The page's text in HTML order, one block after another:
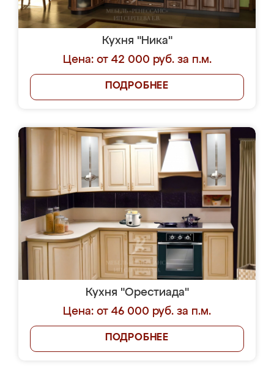
Кухня "Ника"
Цена: от 42 000 руб. за п.м.
ПОДРОБНЕЕ
Кухня "Орестиада"
Цена: от 46 000 руб. за п.м.
ПОДРОБНЕЕ